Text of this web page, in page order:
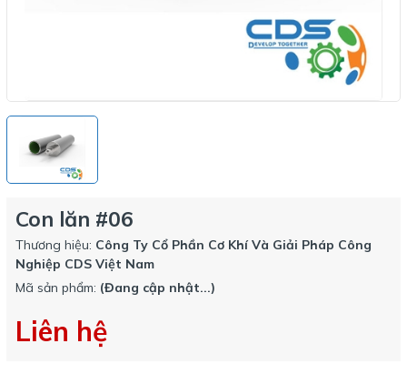
Con lăn #06
Thương hiệu: Công Ty Cổ Phần Cơ Khí Và Giải Pháp Công
Nghiệp CDS Việt Nam
Mã sản phẩm: (Đang cập nhật...)
Liên hệ